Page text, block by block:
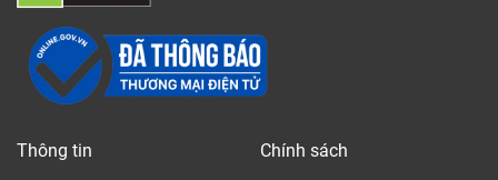
Thông tin Chính sách